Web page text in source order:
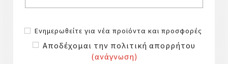
Ενημερωθείτε για νέα προϊόντα και προσφορές
Αποδέχομαι την πολιτική απορρήτου
(ανάγνωση)